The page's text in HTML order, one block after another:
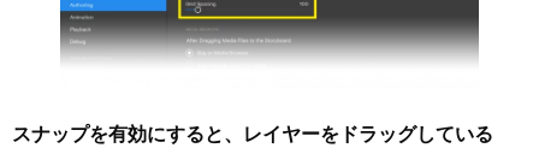
スナップを有効にすると、レイヤーをドラッグしている